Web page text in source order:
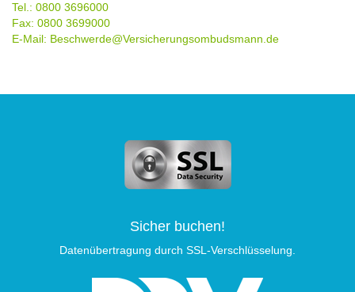
Tel.: 0800 3696000
Fax: 0800 3699000
E-Mail: Beschwerde@Versicherungsombudsmann.de
Sicher buchen!
Datenübertragung durch SSL-Verschlüsselung.